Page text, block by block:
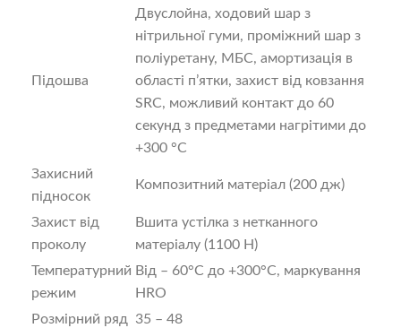
Підошва
Двуслойна, ходовий шар з
нітрильної гуми, проміжний шар з
поліуретану, МБС, амортизація в
області п’ятки, захист від ковзання
SRC, можливий контакт до 60
секунд з предметами нагрітими до
+300 °С
Захисний
підносок
Композитний матеріал (200 дж)
Захист від
проколу
Вшита устілка з нетканного
матеріалу (1100 Н)
Температурний
режим
Від – 60°С до +300°С, маркування
HRO
Розмірний ряд
35 – 48